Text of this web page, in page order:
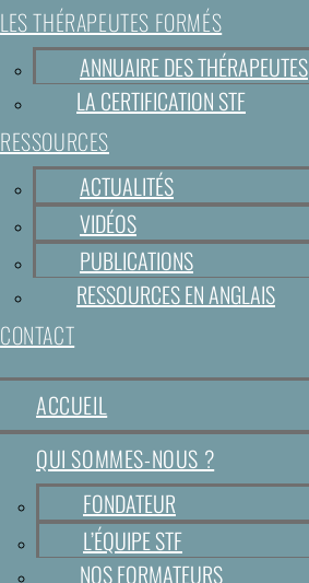
LES THÉRAPEUTES FORMÉS
ANNUAIRE DES THÉRAPEUTES
LA CERTIFICATION STF
RESSOURCES
ACTUALITÉS
VIDÉOS
PUBLICATIONS
RESSOURCES EN ANGLAIS
CONTACT
ACCUEIL
QUI SOMMES-NOUS ?
FONDATEUR
L’ÉQUIPE STF
NOS FORMATEURS